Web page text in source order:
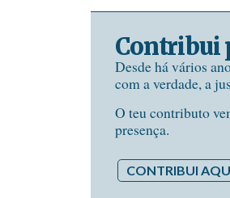
Contribui
Desde há vários
com a verdade, a
O teu contributo
presença.
CONTRIBUI